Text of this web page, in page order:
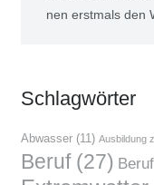
nen erst­mals den
Schlag­wör­ter
Abwasser(11) Ausbildung
Beruf(27)